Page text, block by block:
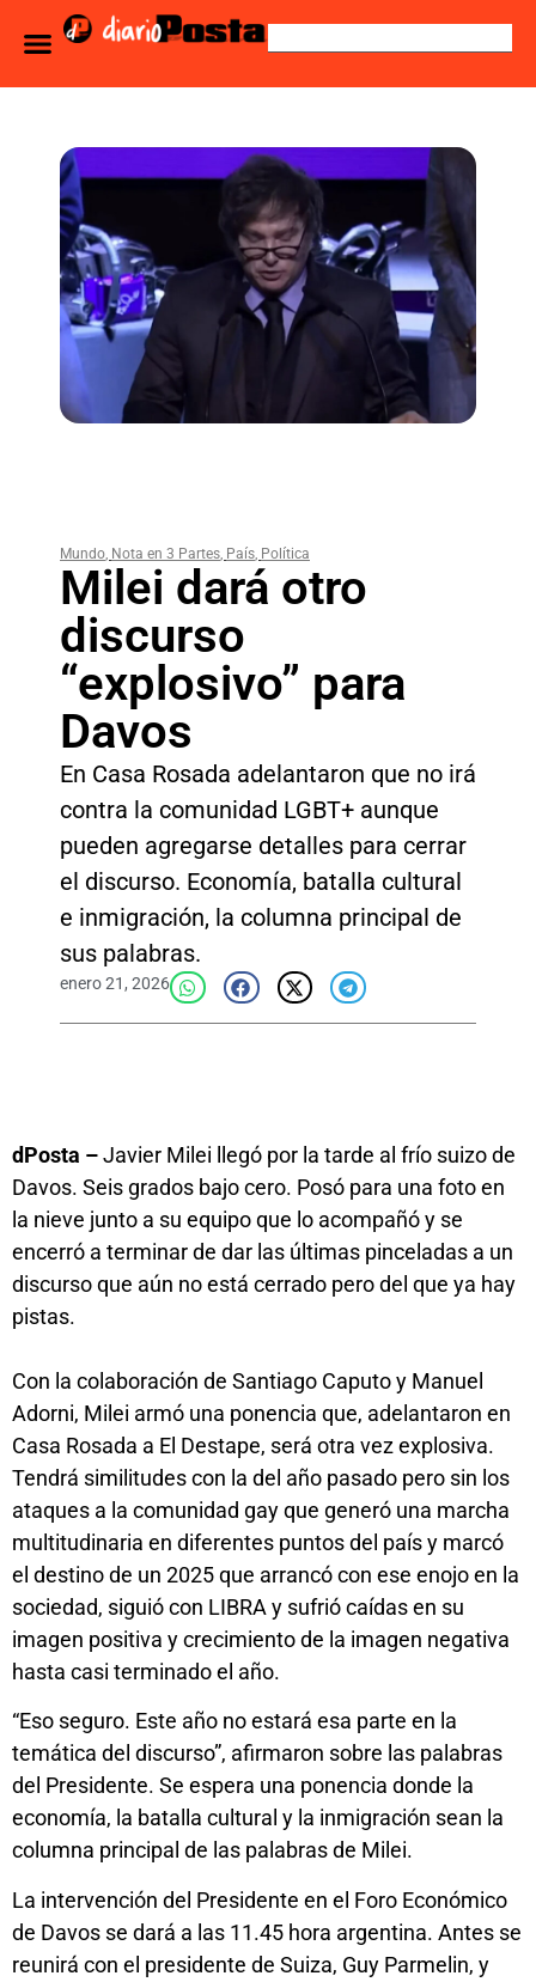
Mundo, Nota en 3 Partes, País, Política
Milei dará otro
discurso
“explosivo” para
Davos
En Casa Rosada adelantaron que no irá
contra la comunidad LGBT+ aunque
pueden agregarse detalles para cerrar
el discurso. Economía, batalla cultural
e inmigración, la columna principal de
sus palabras.
enero 21, 2026
dPosta –Javier Milei llegó por la tarde al frío suizo de
Davos. Seis grados bajo cero. Posó para una foto en
la nieve junto a su equipo que lo acompañó y se
encerró a terminar de dar las últimas pinceladas a un
discurso que aún no está cerrado pero del que ya hay
pistas.
Con la colaboración de Santiago Caputo y Manuel
Adorni, Milei armó una ponencia que, adelantaron en
Casa Rosada a El Destape, será otra vez explosiva.
Tendrá similitudes con la del año pasado pero sin los
ataques a la comunidad gay que generó una marcha
multitudinaria en diferentes puntos del país y marcó
el destino de un 2025 que arrancó con ese enojo en la
sociedad, siguió con LIBRA y sufrió caídas en su
imagen positiva y crecimiento de la imagen negativa
hasta casi terminado el año.
“Eso seguro. Este año no estará esa parte en la
temática del discurso”, afirmaron sobre las palabras
del Presidente. Se espera una ponencia donde la
economía, la batalla cultural y la inmigración sean la
columna principal de las palabras de Milei.
La intervención del Presidente en el Foro Económico
de Davos se dará a las 11.45 hora argentina. Antes se
reunirá con el presidente de Suiza, Guy Parmelin, y